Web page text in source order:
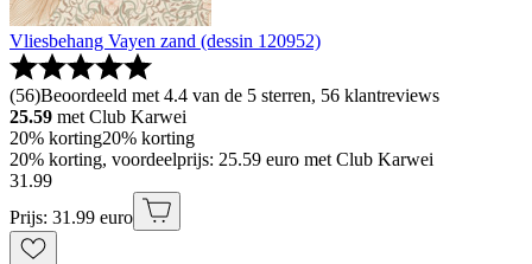
Vliesbehang Vayen zand (dessin 120952)
(56)Beoordeeld met 4.4 van de 5 sterren, 56 klantreviews
25.59 met Club Karwei
20% korting20% korting
20% korting, voordeelprijs: 25.59 euro met Club Karwei
31 .99
Prijs: 31.99 euro